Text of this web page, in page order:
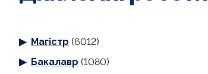
Магістр (6012)
Бакалавр (1080)